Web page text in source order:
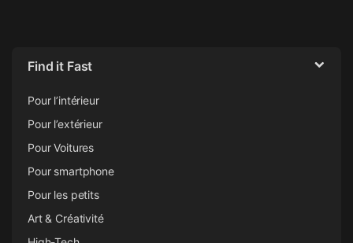
Find it Fast
Pour l’intérieur
Pour l’extérieur
Pour Voitures
Pour smartphone
Pour les petits
Art & Créativité